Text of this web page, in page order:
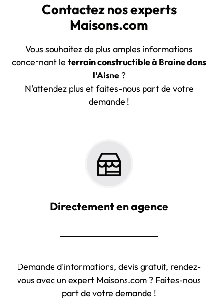
Contactez nos experts
Maisons.com
Vous souhaitez de plus amples informations
concernant le terrain constructible à Braine dans
l'Aisne?
N'attendez plus et faites-nous part de votre
demande !
Directement en agence
Demande d'informations, devis gratuit, rendez-
vous avec un expert Maisons.com ? Faites-nous
part de votre demande !